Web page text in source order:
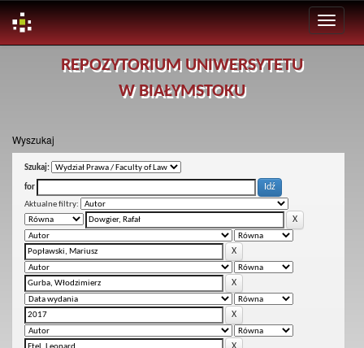
REPOZYTORIUM UNIWERSYTETU
W BIAŁYMSTOKU
Wyszukaj
Szukaj:
for
Aktualne filtry: